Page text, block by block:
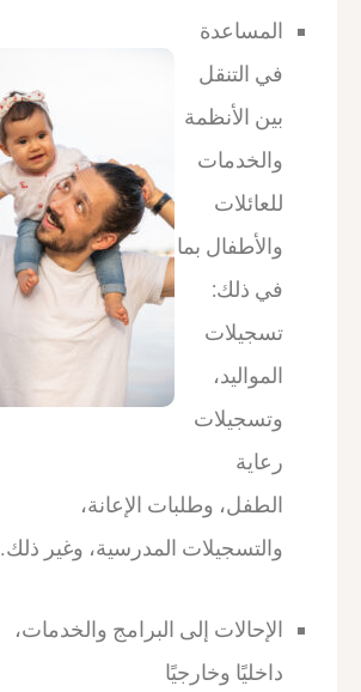
المساعدة
في التنقل
بين الأنظمة
والخدمات
للعائلات
والأطفال بما
في ذلك:
تسجيلات
المواليد،
وتسجيلات
رعاية
الطفل، وطلبات الإعانة،
والتسجيلات المدرسية، وغير ذلك.
الإحالات إلى البرامج والخدمات،
داخليًا وخارجيًا